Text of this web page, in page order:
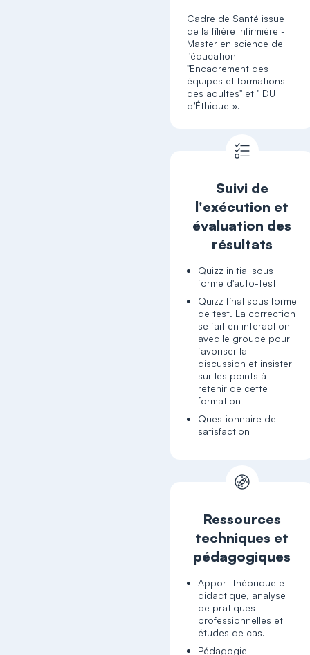
Cadre de Santé issue
de la filière infirmière -
Master en science de
l'éducation
"Encadrement des
équipes et formations
des adultes" et " DU
d’Éthique ».
Suivi de
l'exécution et
évaluation des
résultats
Quizz initial sous
forme d'auto-test
Quizz final sous forme
de test. La correction
se fait en interaction
avec le groupe pour
favoriser la
discussion et insister
sur les points à
retenir de cette
formation
Questionnaire de
satisfaction
Ressources
techniques et
pédagogiques
Apport théorique et
didactique, analyse
de pratiques
professionnelles et
études de cas.
Pédagogie